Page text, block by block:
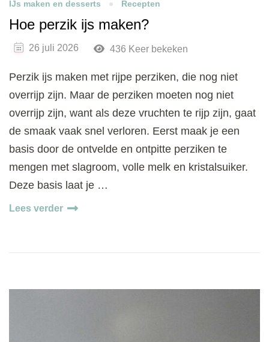
IJs maken en desserts Recepten
Hoe perzik ijs maken?
26 juli 2026 436 Keer bekeken
Perzik ijs maken met rijpe perziken, die nog niet
overrijp zijn. Maar de perziken moeten nog niet
overrijp zijn, want als deze vruchten te rijp zijn, gaat
de smaak vaak snel verloren. Eerst maak je een
basis door de ontvelde en ontpitte perziken te
mengen met slagroom, volle melk en kristalsuiker.
Deze basis laat je …
Lees verder